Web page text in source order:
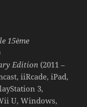
15ème
Edition (2011 –
iiRcade, iPad,
3,
U, Windows,